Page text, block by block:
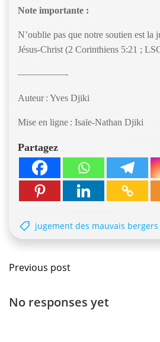
Note importante :
N’oublie pas que notre soutien est la
Jésus-Christ (2 Corinthiens 5:21 ;
—————-
Auteur : Yves Djiki
Mise en ligne : Isaïe-Nathan Djiki
Partagez
jugement des mauvais bergers
Navigation
de
Previous post
No responses yet